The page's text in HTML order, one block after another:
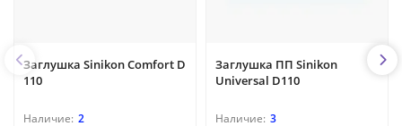
Заглушка Sinikon Comfort D
110
2
Заглушка ПП Sinikon
Universal D110
3